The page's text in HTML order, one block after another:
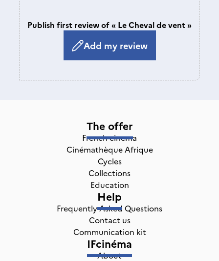
Publish first review of « Le Cheval de vent »
Add my review
The offer
French cinema
Cinémathèque Afrique
Cycles
Collections
Education
Help
Frequently Asked Questions
Contact us
Communication kit
IFcinéma
About